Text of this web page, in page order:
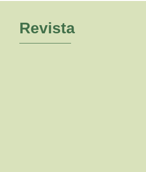
Revista